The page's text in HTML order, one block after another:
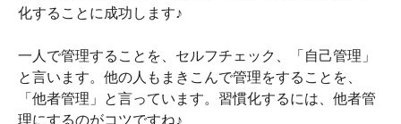
化することに成功します♪
一人で管理することを、セルフチェック、「自己管理」
と言います。他の人もまきこんで管理をすることを、
「他者管理」と言っています。習慣化するには、他者管
理にするのがコツですね♪